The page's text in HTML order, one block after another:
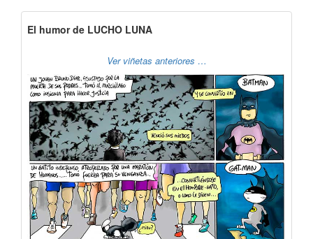
El humor de LUCHO LUNA
Ver viñetas anteriores …